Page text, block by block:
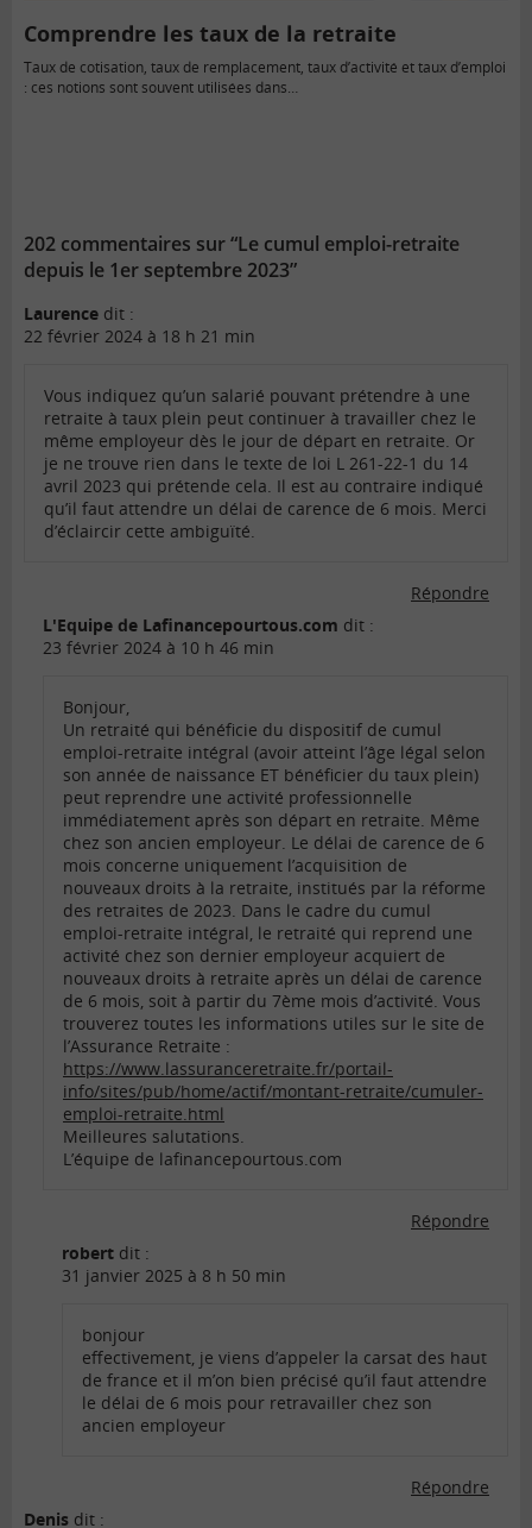
Comprendre les taux de la retraite
Taux de cotisation, taux de remplacement, taux d’activité et taux d’emploi
: ces notions sont souvent utilisées dans…
202 commentaires sur “Le cumul emploi-retraite
depuis le 1er septembre 2023”
Laurence dit :
22 février 2024 à 18 h 21 min
Vous indiquez qu’un salarié pouvant prétendre à une
retraite à taux plein peut continuer à travailler chez le
même employeur dès le jour de départ en retraite. Or
je ne trouve rien dans le texte de loi L 261-22-1 du 14
avril 2023 qui prétende cela. Il est au contraire indiqué
qu’il faut attendre un délai de carence de 6 mois. Merci
d’éclaircir cette ambiguïté.
Répondre
L'Equipe de Lafinancepourtous.com dit :
23 février 2024 à 10 h 46 min
Bonjour,
Un retraité qui bénéficie du dispositif de cumul
emploi-retraite intégral (avoir atteint l’âge légal selon
son année de naissance ET bénéficier du taux plein)
peut reprendre une activité professionnelle
immédiatement après son départ en retraite. Même
chez son ancien employeur. Le délai de carence de 6
mois concerne uniquement l’acquisition de
nouveaux droits à la retraite, institués par la réforme
des retraites de 2023. Dans le cadre du cumul
emploi-retraite intégral, le retraité qui reprend une
activité chez son dernier employeur acquiert de
nouveaux droits à retraite après un délai de carence
de 6 mois, soit à partir du 7ème mois d’activité. Vous
trouverez toutes les informations utiles sur le site de
l’Assurance Retraite :
https://www.lassuranceretraite.fr/portail-
info/sites/pub/home/actif/montant-retraite/cumuler-
emploi-retraite.html
Meilleures salutations.
L’équipe de lafinancepourtous.com
Répondre
robert dit :
31 janvier 2025 à 8 h 50 min
bonjour
effectivement, je viens d’appeler la carsat des haut
de france et il m’on bien précisé qu’il faut attendre
le délai de 6 mois pour retravailler chez son
ancien employeur
Répondre
Denis dit :